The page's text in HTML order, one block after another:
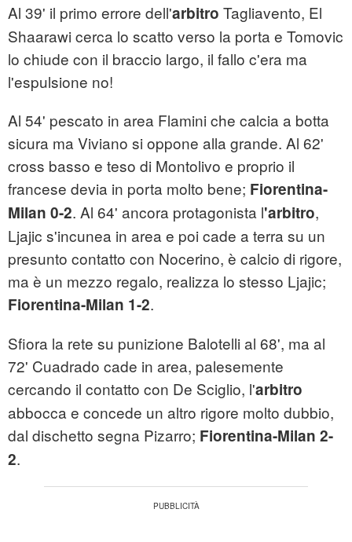
Al 39' il primo errore dell'arbitro Tagliavento, El
Shaarawi cerca lo scatto verso la porta e Tomovic
lo chiude con il braccio largo, il fallo c'era ma
l'espulsione no!
Al 54' pescato in area Flamini che calcia a botta
sicura ma Viviano si oppone alla grande. Al 62'
cross basso e teso di Montolivo e proprio il
francese devia in porta molto bene; Fiorentina-
Milan 0-2. Al 64' ancora protagonista l'arbitro,
Ljajic s'incunea in area e poi cade a terra su un
presunto contatto con Nocerino, è calcio di rigore,
ma è un mezzo regalo, realizza lo stesso Ljajic;
Fiorentina-Milan 1-2.
Sfiora la rete su punizione Balotelli al 68', ma al
72' Cuadrado cade in area, palesemente
cercando il contatto con De Sciglio, l'arbitro
abbocca e concede un altro rigore molto dubbio,
dal dischetto segna Pizarro; Fiorentina-Milan 2-
2.